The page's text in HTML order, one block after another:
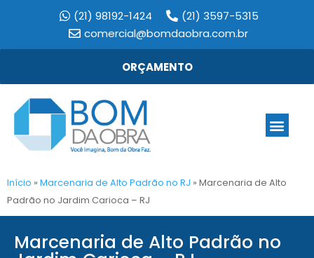
(21) 98192-1424
(21) 3597-5315
comercial@bomdaobra.com.br
ORÇAMENTO
Início » Marcenaria de Alto Padrão no RJ » Marcenaria de Alto
Padrão no Jardim Carioca – RJ
Marcenaria de Alto Padrão no